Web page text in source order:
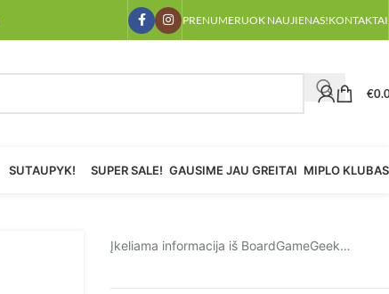
PRENUMERUOK NAUJIENAS!KONTAKTAI
€
SUTAUPYK! SUPER SALE! GAUSIME JAU GREITAI MIPLO KLUBAS
Įkeliama informacija iš BoardGameGeek…